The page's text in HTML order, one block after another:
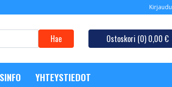
Kirjaudu
Hae Ostoskori (0) 0,00 €
YHTEYSTIEDOT